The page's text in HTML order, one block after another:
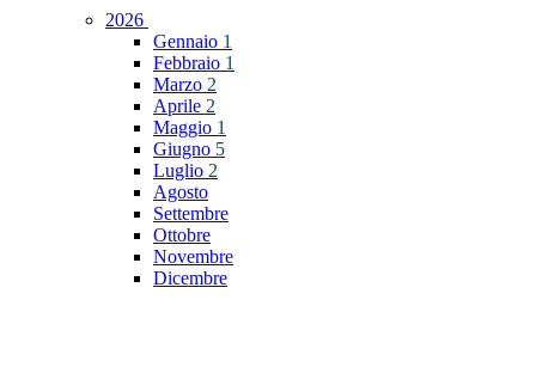
2026
Gennaio 1
Febbraio 1
Marzo 2
Aprile 2
Maggio 1
Giugno 5
Luglio 2
Agosto
Settembre
Ottobre
Novembre
Dicembre